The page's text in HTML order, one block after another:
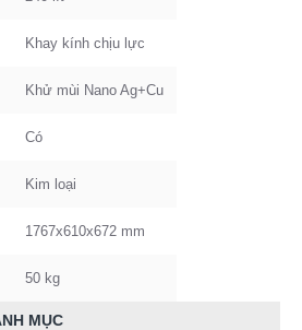
Khay kính chịu lực
Khử mùi Nano Ag+Cu
Có
Kim loại
1767x610x672 mm
50 kg
MỤC